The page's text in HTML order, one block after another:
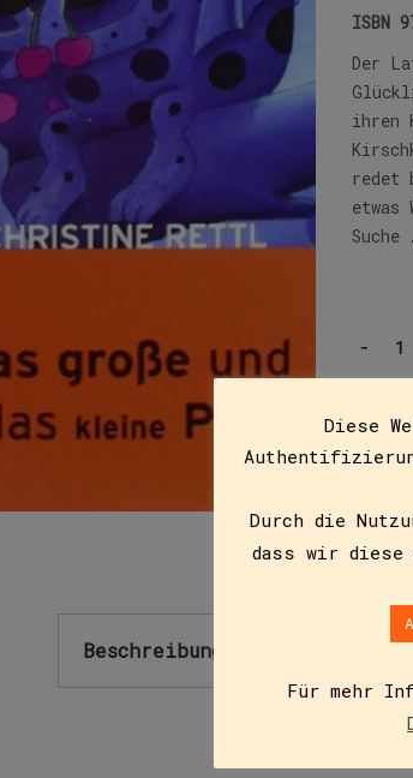
ISBN
Der
ihren
redet
Suche
-
Beschreibung
Diese
Durch die
dass wir diese
Für mehr